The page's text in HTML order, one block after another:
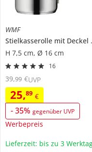
WMF
H 7,5 cm, Ø 16 cm
16
25,89 €
-35% gegenüber UVP
Werbepreis
39,99 €UVP
Lieferzeit: bis zu 3